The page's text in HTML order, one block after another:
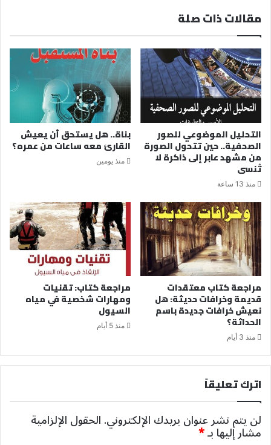
مقالات ذات صلة
التحليل الموضوعي للصور
الصحفية.. حين تتحول الصورة
من مشهد عابر إلى ذاكرة لا
تُنسى
منذ 13 ساعة
بناة.. هل يستحق أن يعيش
القارئ معه ساعات من عمره؟
منذ يومين
مراجعة كتاب معتقدات
قديمة وخرافات حديثة: هل
نعيش خرافات جديدة باسم
الحداثة؟
منذ 3 أيام
مراجعة كتاب: تقنيات
ومهارات شخصية في مياه
السيول
منذ 5 أيام
اترك تعليقاً
لن يتم نشر عنوان بريدك الإلكتروني.الحقول الإلزامية
مشار إليها بـ*